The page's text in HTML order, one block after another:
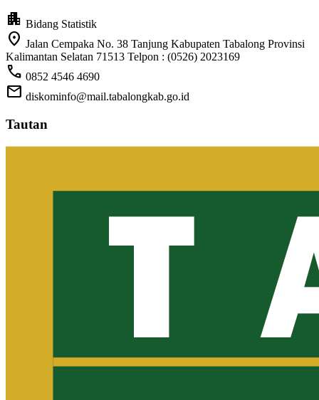
apartment Bidang Statistik
location_on Jalan Cempaka No. 38 Tanjung Kabupaten Tabalong Provinsi
Kalimantan Selatan 71513 Telpon : (0526) 2023169
call 0852 4546 4690
mail diskominfo@mail.tabalongkab.go.id
Tautan